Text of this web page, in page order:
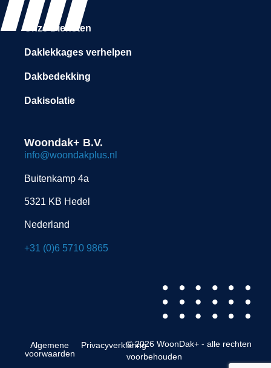
Onze Diensten
Daklekkages verhelpen
Dakbedekking
Dakisolatie
Woondak+ B.V.
info@woondakplus.nl
Buitenkamp 4a
5321 KB Hedel
Nederland
+31 (0)6 5710 9865
Algemene
voorwaarden
Privacyverklaring© 2026 WoonDak+ - alle rechten
voorbehouden